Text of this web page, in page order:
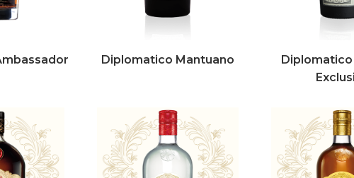
Diplomatico Mantuano
Diplomatico